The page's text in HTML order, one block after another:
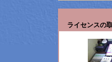
ライセンス